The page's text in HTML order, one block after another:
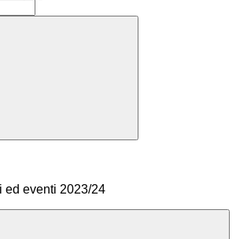
ed eventi 2023/24